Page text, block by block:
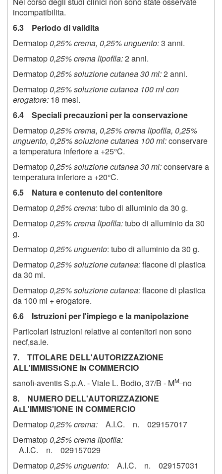
incompatibilita.
6.3 Periodo di validita
Dermatop0,25% crema, 0,25% unguento:3 anni.
Dermatop0,25% crema lipofila:2 anni.
Dermatop0,25% soluzione cutanea 30 ml:2 anni.
Dermatop0,25% soluzione cutanea 100 ml con
erogatore: 18 mesi.
6.4 Speciali precauzioni per la conservazione
Dermatop0,25% crema, 0,25% crema lipofila, 0,25%
unguento, 0,25% soluzione cutanea 100 ml:conservare
a temperatura inferiore a +25°C.
Dermatop0,25% soluzione cutanea 30 ml:conservare a
temperatura inferiore a +20°C.
6.5 Natura e contenuto del contenitore
Dermatop0,25% crema: tubo di alluminio da 30 g.
Dermatop0,25% crema lipofila:tubo di alluminio da 30
g.
Dermatop0,25% unguento: tubo di alluminio da 30 g.
Dermatop0,25% soluzione cutanea:flacone di plastica
da 30 ml.
Dermatop0,25% soluzione cutanea:flacone di plastica
da 100 ml + erogatore.
6.6 Istruzioni per l'impiego e la manipolazione
Particolari istruzioni relative ai contenitori non sono
necf,sa.ie.
7. TITOLARE DELL'AUTORIZZAZIONE
ALL'IMMISSiONE In COMMERCIO
sanofi-aventis S.p.A. - Viale L. Bodio, 37/B - MM_ no
8. NUMERO DELL'AUTORIZZAZIONE
AlL'IMMIS'IONE IN COMMERCIO
Dermatop0,25% crema: A.I.C. n. 029157017
Dermatop0,25% crema lipofila:
A.I.C. n. 029157029
Dermatop0,25% unguento: A.I.C. n. 029157031